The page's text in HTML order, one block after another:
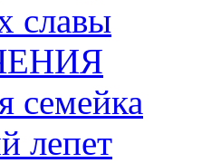
славы
семейка
лепет